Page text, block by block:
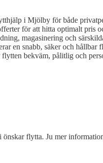
i Mjölby för både
för att hitta optimalt pris
magasinering och
en snabb, säker och hållbar
bekväm, pålitlig och
flytta. Ju mer